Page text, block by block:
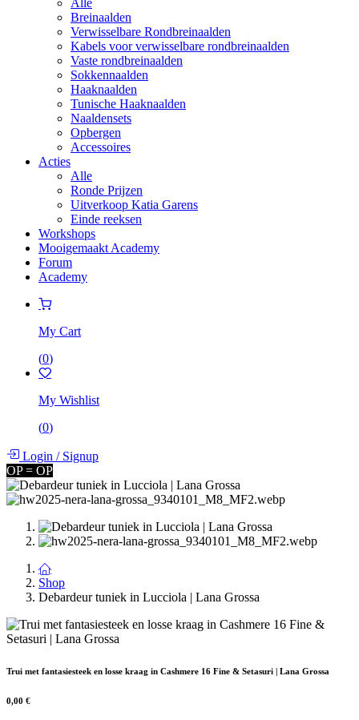
Breinaalden
Verwisselbare Rondbreinaalden
Kabels voor verwisselbare rondbreinaalden
Vaste rondbreinaalden
Sokkennaalden
Haaknaalden
Tunische Haaknaalden
Naaldensets
Opbergen
Accessoires
Acties
Alle
Ronde Prijzen
Uitverkoop Katia Garens
Einde reeksen
Workshops
Mooigemaakt Academy
Forum
Academy
My Cart
(0)
My Wishlist
(0)
Login /Signup
OP = OP
Shop
Debardeur tuniek in Lucciola | Lana Grossa
Trui met fantasiesteek en losse kraag in Cashmere 16 Fine & Setasuri | Lana Grossa
0,00 €